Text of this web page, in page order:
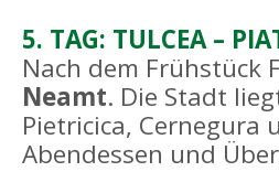
5. TAG: TULCEA –
Nach dem Frühstück
Neamt. Die Stadt
Pietricica,
Abendessen und